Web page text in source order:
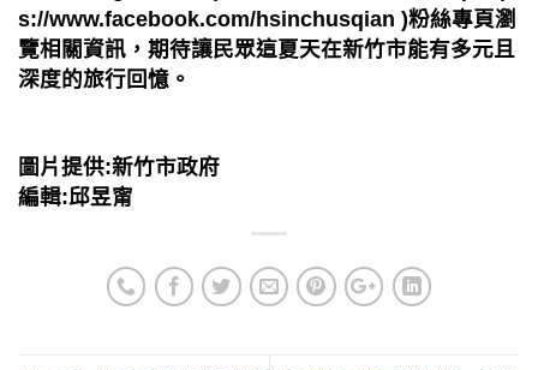
s://www.facebook.com/hsinchusqian )粉絲專頁瀏
覽相關資訊，期待讓民眾這夏天在新竹市能有多元且
深度的旅行回憶。
圖片提供:新竹市政府
編輯:邱昱甯